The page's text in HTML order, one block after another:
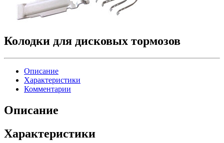
Колодки для дисковых тормозов
Описание
Характеристики
Комментарии
Описание
Характеристики